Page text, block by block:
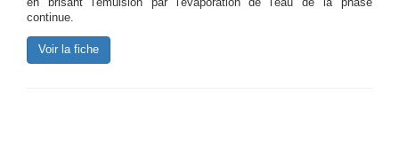
continue.
Voir la fiche